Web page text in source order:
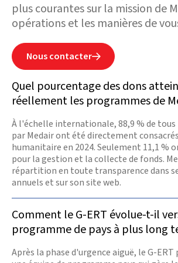
plus courantes sur la mission de
opérations et les manières de
Nous contacter
Quel pourcentage des dons
réellement les programmes de
À l'échelle internationale, 88,9 % de tous
par Medair ont été directement
humanitaire en 2024. Seulement 11,1 %
pour la gestion et la collecte de fonds.
répartition en toute transparence dans
annuels et sur son site web.
Comment le G-ERT évolue-t-il
programme de pays à plus long
Après la phase d'urgence aiguë, le G-ERT